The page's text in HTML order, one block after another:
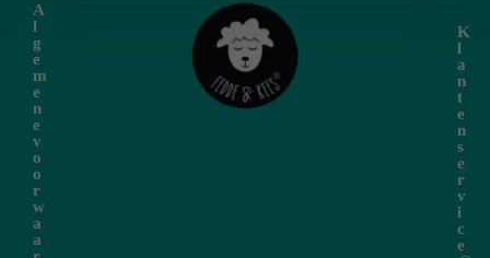
A
l
g
e
m
e
n
e
v
o
o
r
w
a
a
K
l
a
n
t
e
n
s
e
r
v
i
c
e